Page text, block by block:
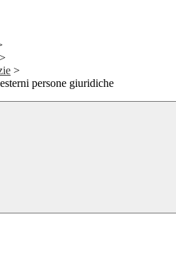
>
>
persone giuridiche